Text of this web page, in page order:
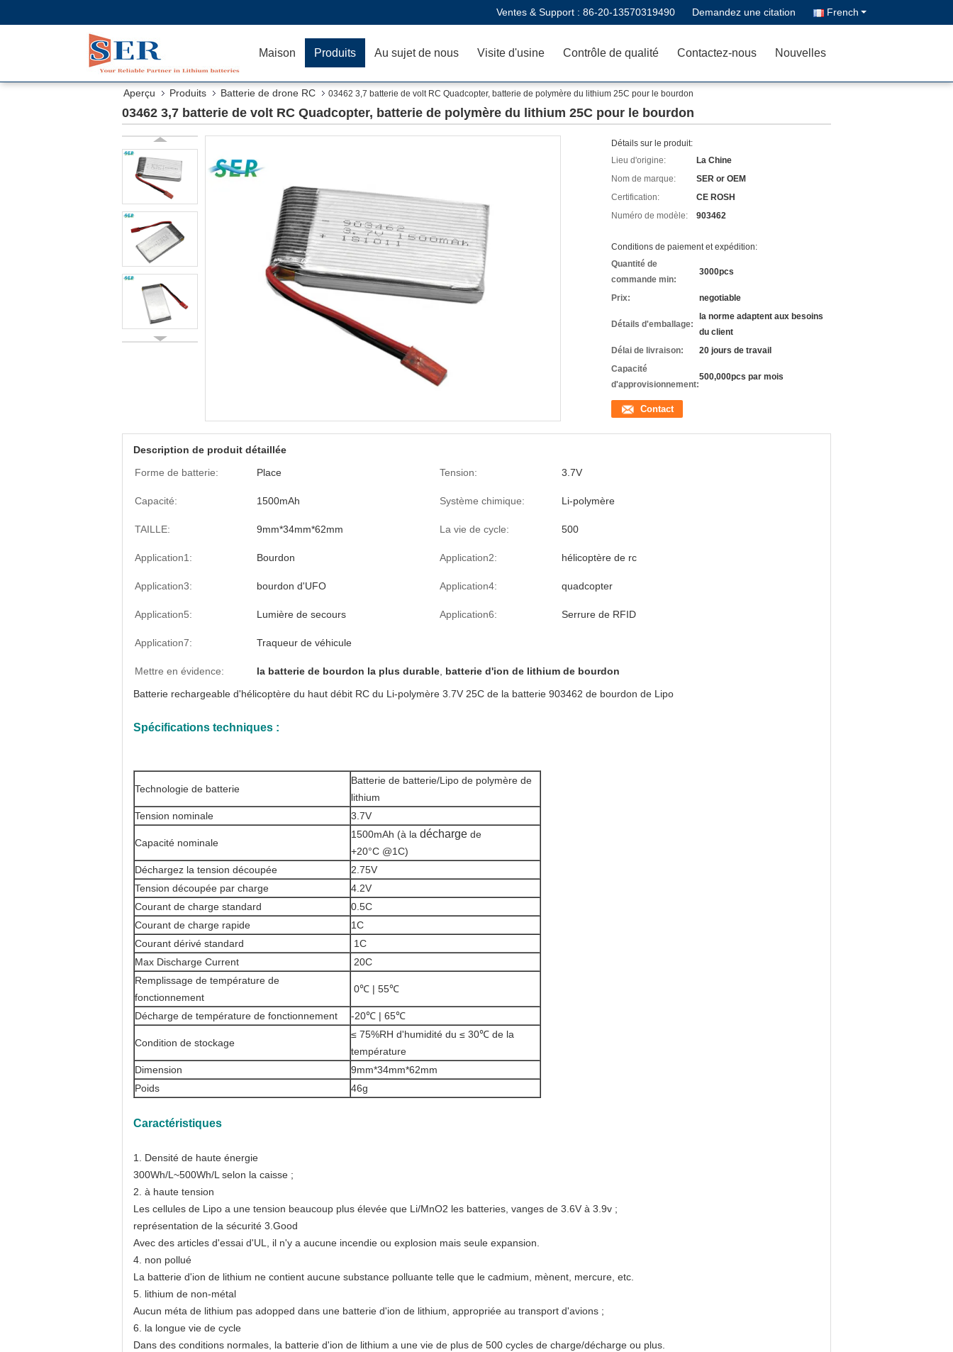
Ventes & Support : 86-20-13570319490 Demandez une citation French
Maison Produits Au sujet de nous Visite d'usine Contrôle de qualité Contactez-nous Nouvelles
Aperçu Produits Batterie de drone RC 03462 3,7 batterie de volt RC Quadcopter, batterie de polymère du lithium 25C pour le bourdon
03462 3,7 batterie de volt RC Quadcopter, batterie de polymère du lithium 25C pour le bourdon
Détails sur le produit:
Lieu d'origine:
La Chine
Nom de marque:
SER or OEM
Certification:
CE ROSH
Numéro de modèle:
903462
Conditions de paiement et expédition:
Quantité de
commande min:
3000pcs
Prix: negotiable
Détails d'emballage:
la norme adaptent aux besoins
du client
Délai de livraison:
20 jours de travail
Capacité
d'approvisionnement:
500,000pcs par mois
Contact
Description de produit détaillée
Forme de batterie:
Place Tension: 3.7V
Capacité: 1500mAh Système chimique: Li-polymère
TAILLE: 9mm*34mm*62mm La vie de cycle: 500
Application1: Bourdon Application2: hélicoptère de rc
Application3: bourdon d'UFO Application4: quadcopter
Application5: Lumière de secours Application6: Serrure de RFID
Application7: Traqueur de véhicule
Mettre en évidence: la batterie de bourdon la plus durable batterie d'ion de lithium de bourdon
Batterie rechargeable d'hélicoptère du haut débit RC du Li-polymère 3.7V 25C de la batterie 903462 de bourdon de Lipo
Spécifications techniques :
Technologie de batterie
Batterie de batterie/Lipo de polymère de
lithium
Tension nominale
3.7V
Capacité nominale
1500mAh (à la décharge de
+20°C @1C)
Déchargez la tension découpée
2.75V
Tension découpée par charge
4.2V
Courant de charge standard
0.5C
Courant de charge rapide
1C
Courant dérivé standard
1C
Max Discharge Current
20C
Remplissage de température de
fonctionnement
0℃ | 55℃
Décharge de température de fonctionnement -20℃ | 65℃
Condition de stockage
≤ 75%RH d'humidité du ≤ 30℃ de la
température
Dimension
9mm*34mm*62mm
Poids
46g
Caractéristiques
1. Densité de haute énergie
300Wh/L~500Wh/L selon la caisse ;
2. à haute tension
Les cellules de Lipo a une tension beaucoup plus élevée que Li/MnO2 les batteries, vanges de 3.6V à 3.9v ;
représentation de la sécurité 3.Good
Avec des articles d'essai d'UL, il n'y a aucune incendie ou explosion mais seule expansion.
4. non pollué
La batterie d'ion de lithium ne contient aucune substance polluante telle que le cadmium, mènent, mercure, etc.
5. lithium de non-métal
Aucun méta de lithium pas adopped dans une batterie d'ion de lithium, appropriée au transport d'avions ;
6. la longue vie de cycle
Dans des conditions normales, la batterie d'ion de lithium a une vie de plus de 500 cycles de charge/décharge ou plus.